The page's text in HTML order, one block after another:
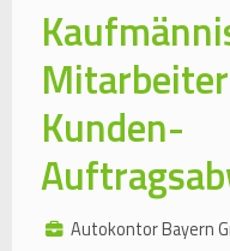
Kunden-
Autokontor Bayern